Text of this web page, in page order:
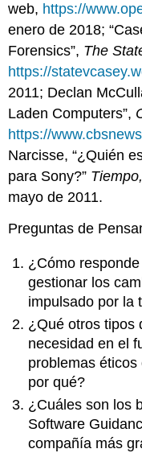
web, https://
enero de 2018;
Forensics”, The
https://
2011; Declan
Laden Computers”,
https://
Narcisse, “¿Quién
para Sony?” Tiempo,
mayo de 2011.
Preguntas de
¿Cómo
gestionar los
impulsado por la
¿Qué otros tipos
necesidad en el
problemas
por qué?
¿Cuáles son los
Software
compañía más